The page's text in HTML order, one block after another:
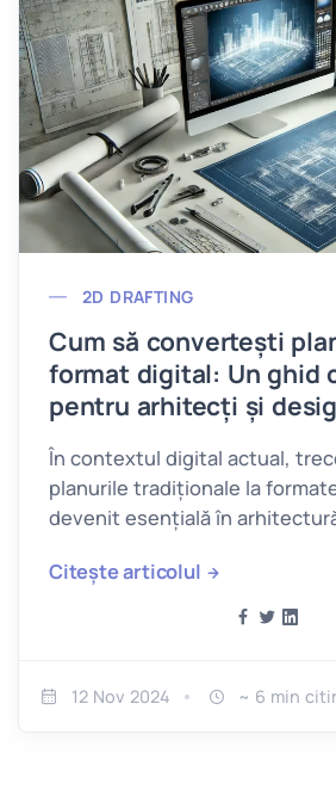
2D DRAFTING
Cum să convertești
format digital: Un ghid
pentru arhitecți și
În contextul digital actual,
planurile tradiționale la
devenit esențială în
Citește articolul
12 Nov 2024 ~ 6 min